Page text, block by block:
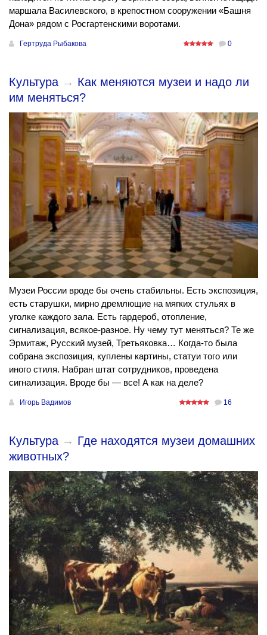
маршала Василевского, в крепостном сооружении «Башня
Дона» рядом с Росгартенскими воротами.
Гертруда Рыбакова 0
Культура → Как меняются музеи и надо ли
им меняться?
Музеи России вроде бы очень стабильны. Есть экспозиция,
есть старушки, мирно дремлющие на мягких стульях в
уголке каждого зала. Есть гардероб, отопление,
сигнализация, всякое-разное. Ну чему тут меняться? Те же
Эрмитаж, Русский музей, Третьяковка… Когда-то была
собрана экспозиция, куплены картины, статуи того или
иного стиля. Набран штат сотрудников, проведена
сигнализация. Вроде бы — все! А как на деле?
Игорь Вадимов 16
Культура → Где находятся музеи домашних
животных?